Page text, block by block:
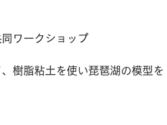
ワークショップ
樹脂粘土を使い琵琶湖の模型を